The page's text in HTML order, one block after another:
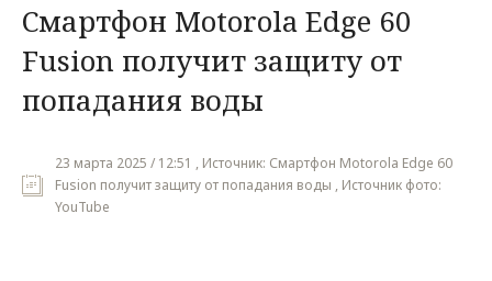
Наука
Культура
Общество
Мнения
Смартфон Motorola Edge 60
Fusion получит защиту от
попадания воды
23 марта 2025 / 12:51 , Источник: Смартфон Motorola Edge 60
Fusion получит защиту от попадания воды , Источник фото:
YouTube